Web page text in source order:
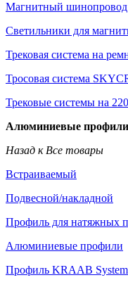
Магнитный
Светильники для
Трековая система на
Тросовая система
Трековые системы на
Алюминиевые профили
Назад к Все товары
Встраиваемый
Подвесной/накладной
Профиль для натяжных
Алюминиевые профили
Профиль KRAAB